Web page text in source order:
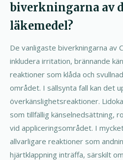
biverkningarna av
läkemedel?
De vanligaste biverkningarna av
inkludera irritation, brännande
reaktioner som klåda och
området. I sällsynta fall kan det
överkänslighetsreaktioner.
som tillfällig känselnedsättning,
vid appliceringsområdet. I
allvarligare reaktioner som
hjärtklappning inträffa, särskilt